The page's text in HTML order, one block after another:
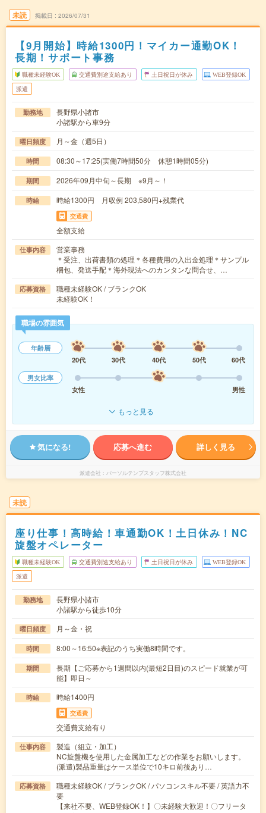
未読 掲載日 2026/07/31
【9月開始】時給1300円！マイカー通勤OK！
長期！サポート事務
職種未経験OK 交通費別途支給あり 土日祝日が休み WEB登録OK
派遣
勤務地
長野県小諸市
小諸駅から車9分
曜日頻度 月～金（週5日）
時間 08:30～17:25(実働7時間50分 休憩1時間05分)
期間 2026年09月中旬～長期 ※9月～！
時給 時給1300円 月収例 203,580円+残業代
交通費
全額支給
仕事内容
営業事務
＊受注、出荷書類の処理＊各種費用の入出金処理＊サンプル
梱包、発送手配＊海外現法へのカンタンな問合せ、…
応募資格
職種未経験OK / ブランクOK
未経験OK！
職場の雰囲気
年齢層
20代
30代 40代 50代
60代
男女比率
女性
男性
もっと見る
気になる! 応募へ進む 詳しく見る
派遣会社 パーソルテンプスタッフ株式会社
未読
座り仕事！高時給！車通勤OK！土日休み！NC
旋盤オペレーター
職種未経験OK 交通費別途支給あり 土日祝日が休み WEB登録OK
派遣
勤務地
長野県小諸市
小諸駅から徒歩10分
曜日頻度 月～金・祝
時間 8:00～16:50※表記のうち実働8時間です。
期間
長期【ご応募から1週間以内(最短2日目)のスピード就業が可
能】即日～
時給 時給1400円
交通費
交通費支給有り
仕事内容
製造（組立・加工）
NC旋盤機を使用した金属加工などの作業をお願いします。
(派遣)製品重量はケース単位で10キロ前後あり…
応募資格
職種未経験OK / ブランクOK / パソコンスキル不要 / 英語力不
要
【来社不要、WEB登録OK！】〇未経験大歓迎！〇フリータ